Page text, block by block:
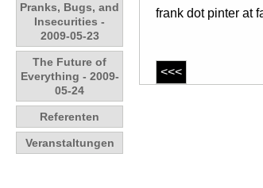
Pranks, Bugs, and
Insecurities -
2009-05-23
The Future of
Everything - 2009-
05-24
Referenten
Veranstaltungen
frank dot pinter at
<<<